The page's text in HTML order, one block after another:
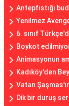
Antepfıstığı
Yenilmez
6. sınıf
Boykot
Animasyonun
Kadıköy'den
Vatan
Dik bir duruş